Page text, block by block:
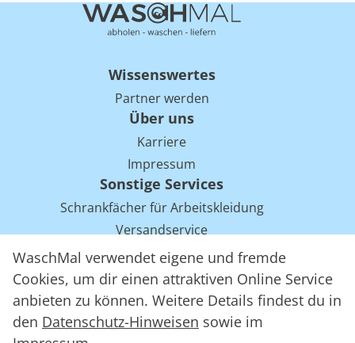
WaschMal verwendet eigene und fremde
Cookies, um dir einen attraktiven Online Service
anbieten zu können. Weitere Details findest du in
den Datenschutz-Hinweisen sowie im
Wissenswertes
Partner werden
Über uns
Karriere
Impressum
Sonstige Services
Schrankfächer für Arbeitskleidung
Versandservice
Einsparpotentiale für Mietwäsche bei Arbeitskleidung
Arbeitskleidung Tracking mit RFID
WaschMal GmbH 2016 – 2026